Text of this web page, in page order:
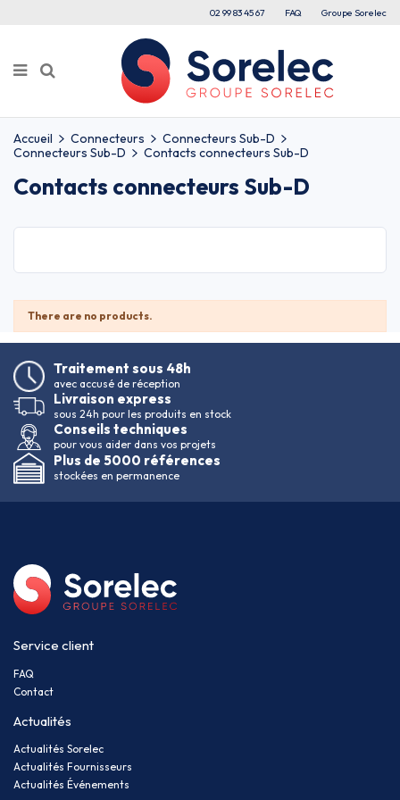
02 99 83 45 67 FAQ Groupe Sorelec
Accueil Connecteurs
Connecteurs Sub-D
Connecteurs Sub-D
Contacts connecteurs Sub-D
Contacts connecteurs Sub-D
There are no products.
Traitement sous 48h
avec accusé de réception
Livraison express
sous 24h pour les produits en stock
Conseils techniques
pour vous aider dans vos projets
Plus de 5000 références
stockées en permanence
Service client
FAQ
Contact
Actualités
Actualités Sorelec
Actualités Fournisseurs
Actualités Événements